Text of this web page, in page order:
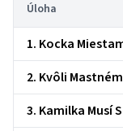
Úloha
1. Kocka
2. Kvôli
3. Kamilka Musí